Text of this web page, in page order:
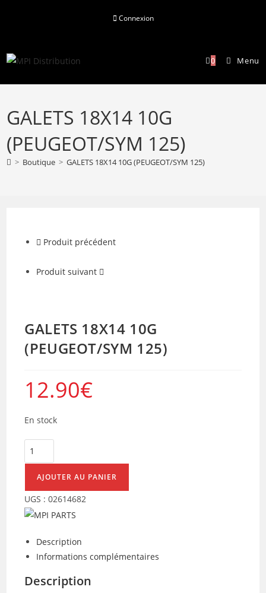
Connexion
0 Menu
GALETS 18X14 10G
(PEUGEOT/SYM 125)
> Boutique > GALETS 18X14 10G (PEUGEOT/SYM 125)
Produit précédent
Produit suivant
GALETS 18X14 10G
(PEUGEOT/SYM 125)
12.90€
En stock
quantité
de
GALETS
18X14
10G
(PEUGEOT/SYM
AJOUTER AU PANIER
UGS :02614682
Description
Informations complémentaires
Description